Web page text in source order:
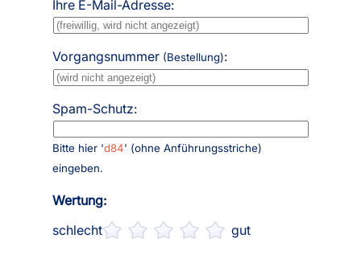
Wertung:
schlecht
gut
Ihre E-Mail-Adresse:
Vorgangsnummer (Bestellung):
Spam-Schutz:
Bitte hier 'd84' (ohne Anführungsstriche)
eingeben.